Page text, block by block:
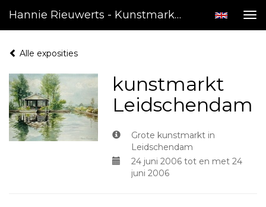
Hannie Rieuwerts - Kunstmarkt Leidschendam
Alle exposities
kunstmarkt
Leidschendam
Grote kunstmarkt in
Leidschendam
24 juni 2006 tot en met 24
juni 2006